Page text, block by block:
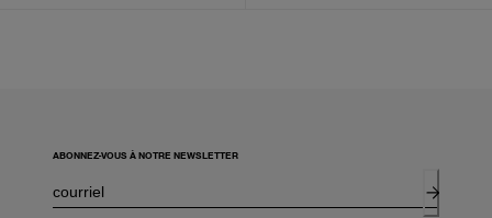
ABONNEZ-VOUS À NOTRE NEWSLETTER